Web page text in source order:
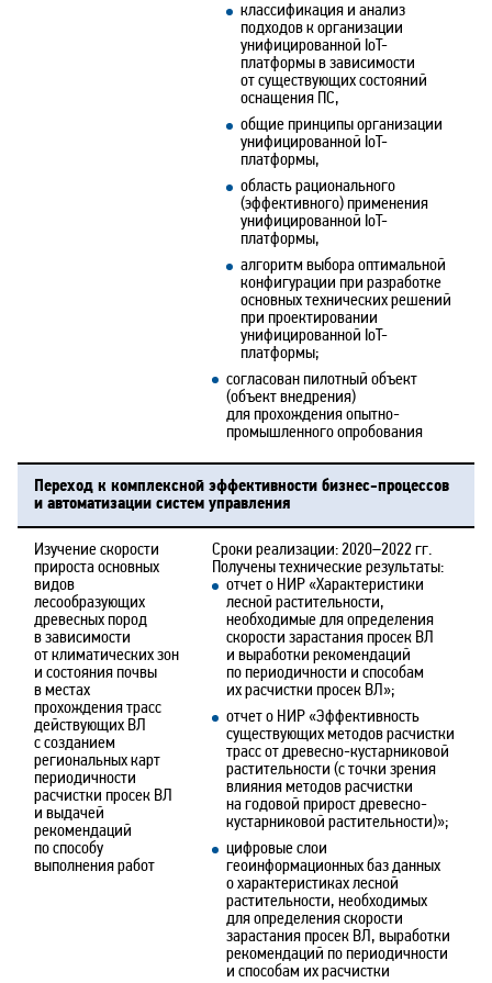
классификация и анализ
подходов к организации
унифицированной IoT-
платформы в зависимости
от существующих состояний
оснащения ПС,
общие принципы организации
унифицированной IoT-
платформы,
область рационального
(эффективного) применения
унифицированной IoT-
платформы,
алгоритм выбора оптимальной
конфигурации при разработке
основных технических решений
при проектировании
унифицированной IoT-
платформы;
согласован пилотный объект
(объект внедрения)
для прохождения опытно-
промышленного опробования
Переход к комплексной эффективности бизнес-процессов
и автоматизации систем управления
Изучение скорости
прироста основных
видов
лесообразующих
древесных пород
в зависимости
от климатических зон
и состояния почвы
в местах
прохождения трасс
действующих ВЛ
с созданием
региональных карт
периодичности
расчистки просек ВЛ
и выдачей
рекомендаций
по способу
выполнения работ
Сроки реализации: 2020–2022 гг.
Получены технические результаты:
отчет о НИР «Характеристики
лесной растительности,
необходимые для определения
скорости зарастания просек ВЛ
и выработки рекомендаций
по периодичности и способам
их расчистки просек ВЛ»;
отчет о НИР «Эффективность
существующих методов расчистки
трасс от древесно-кустарниковой
растительности (с точки зрения
влияния методов расчистки
на годовой прирост древесно-
кустарниковой растительности)»;
цифровые слои
геоинформационных баз данных
о характеристиках лесной
растительности, необходимых
для определения скорости
зарастания просек ВЛ, выработки
рекомендаций по периодичности
и способам их расчистки